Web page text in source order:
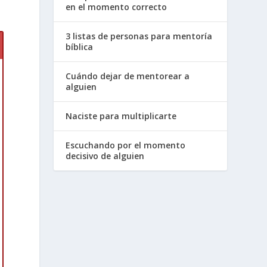
en el momento correcto
3 listas de personas para mentoría
bíblica
Cuándo dejar de mentorear a
alguien
Naciste para multiplicarte
Escuchando por el momento
decisivo de alguien